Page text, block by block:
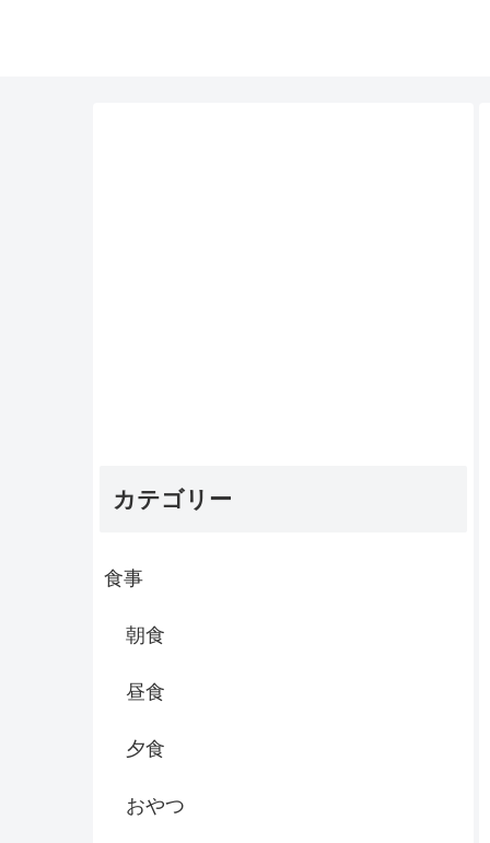
カテゴリー
食事
朝食
昼食
夕食
おやつ